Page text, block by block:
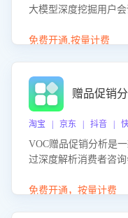
大模型深度挖掘用户
应延迟、竞品价格冲
免费开通,按量计费
赠品促销
淘宝 | 京东 | 抖音 |
VOC赠品促销分析是
过深度解析消费者咨
销诉求，帮助企业制
免费开通，按量计费